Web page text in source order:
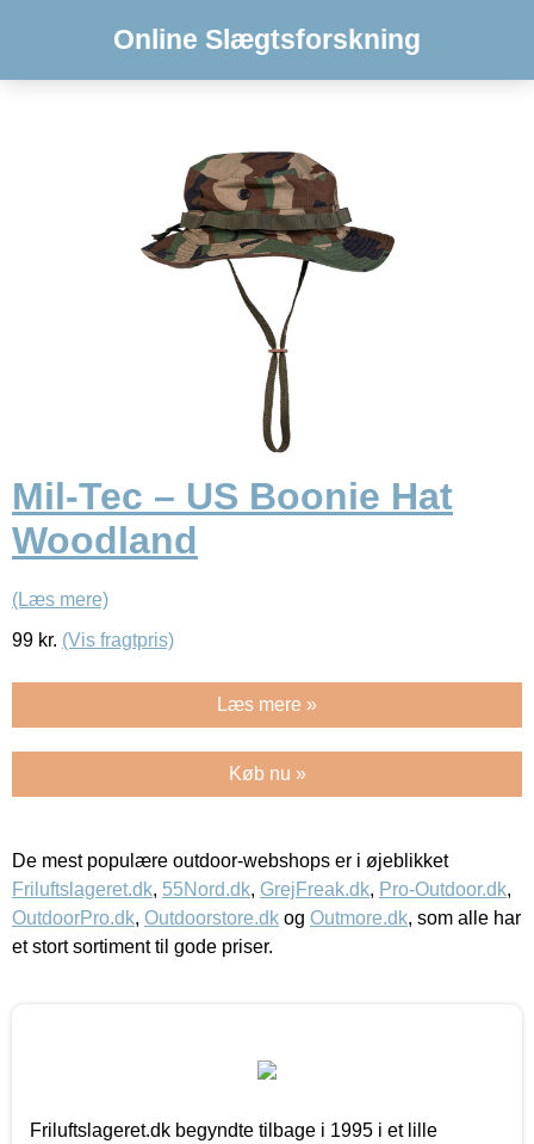
Online Slægtsforskning
Mil-Tec – US Boonie Hat
Woodland
(Læs mere)
99 kr. (Vis fragtpris)
Læs mere »
Køb nu »
De mest populære outdoor-webshops er i øjeblikket
Friluftslageret.dk, 55Nord.dk, GrejFreak.dk, Pro-Outdoor.dk,
OutdoorPro.dk, Outdoorstore.dk og Outmore.dk, som alle har
et stort sortiment til gode priser.
Friluftslageret.dk begyndte tilbage i 1995 i et lille